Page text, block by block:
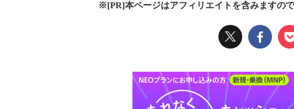
※[PR]本ページはアフィリエイトを含みますので